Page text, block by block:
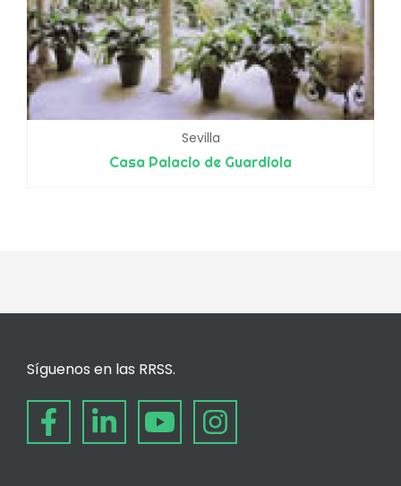
Sevilla
Casa Palacio de Guardiola
Síguenos en las RRSS.